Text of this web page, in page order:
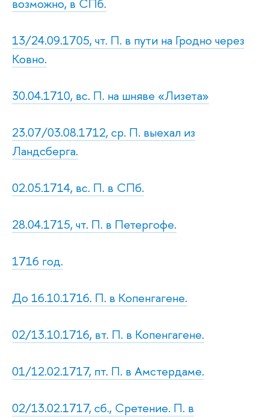
возможно, в СПб.
13/24.09.1705, чт. П. в пути на Гродно через
Ковно.
30.04.1710, вс. П. на шняве «Лизета»
23.07/03.08.1712, ср. П. выехал из
Ландсберга.
02.05.1714, вс. П. в СПб.
28.04.1715, чт. П. в Петергофе.
1716 год.
До 16.10.1716. П. в Копенгагене.
02/13.10.1716, вт. П. в Копенгагене.
01/12.02.1717, пт. П. в Амстердаме.
02/13.02.1717, сб., Сретение. П. в